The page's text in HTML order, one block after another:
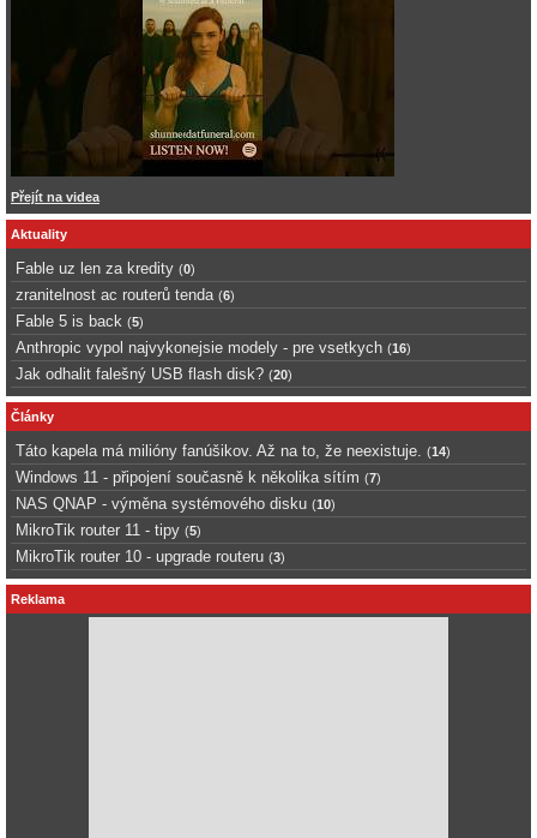
Přejít na videa
Aktuality
Fable uz len za kredity (0)
zranitelnost ac routerů tenda (6)
Fable 5 is back (5)
Anthropic vypol najvykonejsie modely - pre vsetkych (16)
Jak odhalit falešný USB flash disk? (20)
Články
Táto kapela má milióny fanúšikov. Až na to, že neexistuje. (14)
Windows 11 - připojení současně k několika sítím (7)
NAS QNAP - výměna systémového disku (10)
MikroTik router 11 - tipy (5)
MikroTik router 10 - upgrade routeru (3)
Reklama